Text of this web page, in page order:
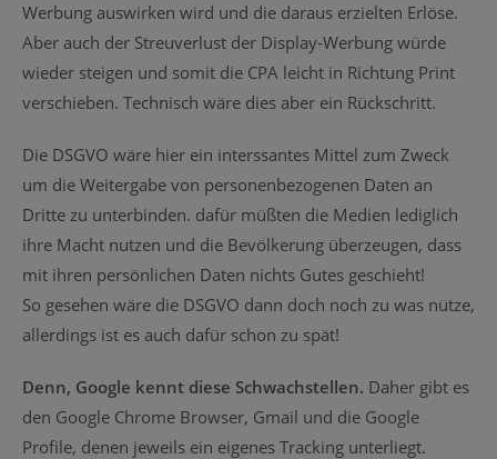
Werbung auswirken wird und die daraus erzielten Erlöse.
Aber auch der Streuverlust der Display-Werbung würde
wieder steigen und somit die CPA leicht in Richtung Print
verschieben. Technisch wäre dies aber ein Rückschritt.
Die DSGVO wäre hier ein interssantes Mittel zum Zweck
um die Weitergabe von personenbezogenen Daten an
Dritte zu unterbinden. dafür müßten die Medien lediglich
ihre Macht nutzen und die Bevölkerung überzeugen, dass
mit ihren persönlichen Daten nichts Gutes geschieht!
So gesehen wäre die DSGVO dann doch noch zu was nütze,
allerdings ist es auch dafür schon zu spät!
Denn, Google kennt diese Schwachstellen. Daher gibt es
den Google Chrome Browser, Gmail und die Google
Profile, denen jeweils ein eigenes Tracking unterliegt.